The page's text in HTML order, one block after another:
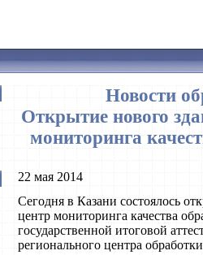
Новости
Открытие нового
мониторинга
22 мая 2014
Сегодня в Казани состоялось
центр мониторинга качества
государственной итоговой
регионального центра